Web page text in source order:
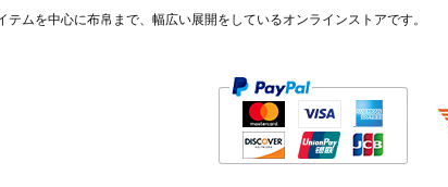
ムを中心に布帛まで、幅広い展開をしているオンラインストアです。